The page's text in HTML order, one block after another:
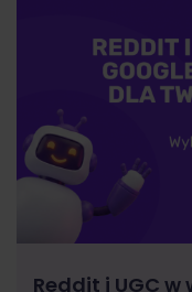
Reddit i UGC